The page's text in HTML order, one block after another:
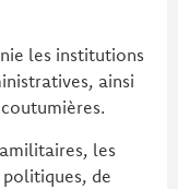
les institutions
ainsi
les
de